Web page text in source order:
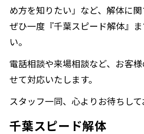
め方を知りたい」など、解体に関
ぜひ一度『千葉スピード解体』
い。
電話相談や来場相談など、お客
せて対応いたします。
スタッフ一同、心よりお待ちして
千葉スピード解体